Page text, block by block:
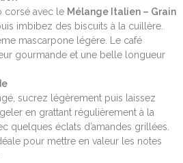
corsé avec le Mélange Italien – Grain
imbibez des biscuits à la cuillère.
mascarpone légère. Le café
gourmande et une belle longueur
sucrez légèrement puis laissez
en grattant régulièrement à la
quelques éclats d’amandes grillées.
pour mettre en valeur les notes